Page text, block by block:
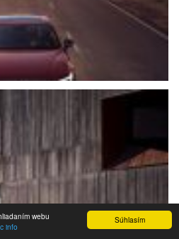
Súhlasím
webu
info